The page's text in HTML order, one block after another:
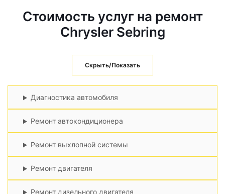
Стоимость услуг на ремонт
Chrysler Sebring
Скрыть/Показать
Диагностика автомобиля
Ремонт автокондиционера
Ремонт выхлопной системы
Ремонт двигателя
Ремонт дизельного двигателя